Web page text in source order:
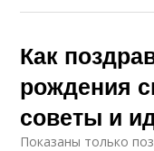
Как
рождения
советы и
Показаны только